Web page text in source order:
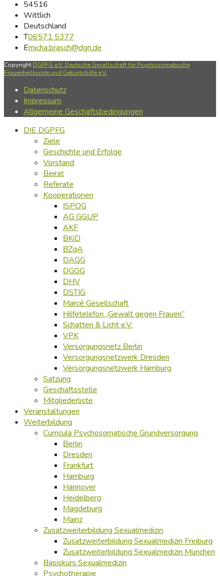
54516
Wittlich
Deutschland
T06571 5377
Emicha.brasch@dgn.de
Copyright DGPFG e.V. Deutsche Gesellschaft für Psychosomatische
Frauenheilkunde und Geburtshilfe e.V.
Datenschutz
Impressum
Allgemeine Geschäftsbedingungen
DIE DGPFG
Ziele
Geschichte und Erfolge
Vorstand
Beirat
Referate
Kooperationen
ISPOG
AG GGUP
AKF
BKiD
BZgA
DAGG
DGGG
DHV
DSTIG
Marcé Gesellschaft
Hilfetelefon „Gewalt gegen Frauen“
Schatten & Licht e.V.
VPK
Versorgungsnetz Berlin
Versorgungsnetzwerk Dresden
Versorgungsnetzwerk Hamburg
Satzung
Geschäftsstelle
Mitgliederliste
Veranstaltungen
Weiterbildung
Curricula Psychosomatische Grundversorgung
Berlin
Dresden
Frankfurt
Hamburg
Hannover
Heidelberg
Magdeburg
Mainz
Zusatzweiterbildung Sexualmedizin
Zusatzweiterbildung Sexualmedizin Freiburg
Zusatzweiterbildung Sexualmedizin München
Basiskurs Sexualmedizin
Psychotherapie